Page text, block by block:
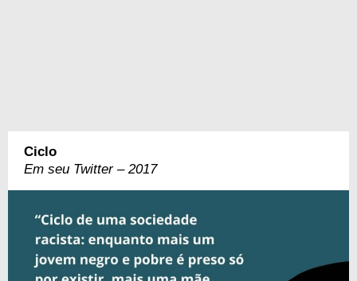
Ciclo
Em seu Twitter – 2017